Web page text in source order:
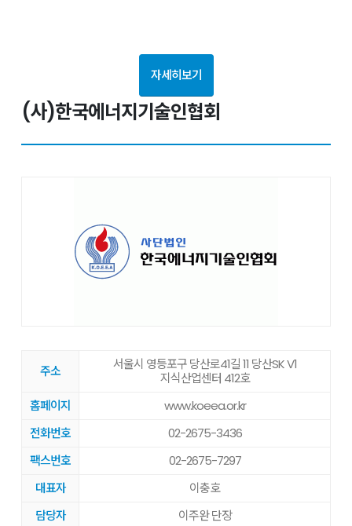
자세히보기
(사)한국에너지기술인협회
주소
서울시 영등포구 당산로41길 11 당산SK V1
지식산업센터 412호
홈페이지
www.koeea.or.kr
전화번호
02-2675-3436
팩스번호
02-2675-7297
대표자
이충호
담당자
이주완 단장